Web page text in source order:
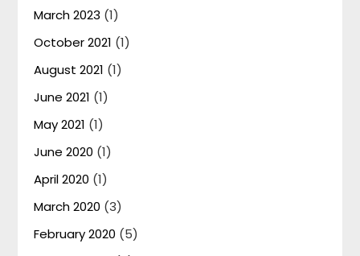
March 2023 (1)
October 2021 (1)
August 2021 (1)
June 2021 (1)
May 2021 (1)
June 2020 (1)
April 2020 (1)
March 2020 (3)
February 2020 (5)